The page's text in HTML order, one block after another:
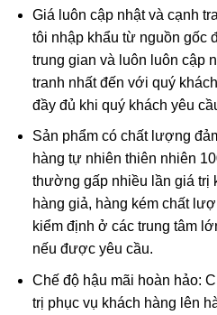
Khi nung nóng ametit thường
hầu hếtcitrine,cairngormcủa
được coi đơn giản chỉ là
anh ametit có xu hướng bị mất
Ametit tổng hợp rất giống với
đặc điểm hóa học và vật lý
nhiên nên rất khó phân biệt
dùng những thử nghiệm đá
nghiệm dựa trên quy luật sinh
(một dạng của thạch anh sinh
anh phải và trái được liên kết
nhấtđược sử dụng để xác định
dàng hơn. Tuy nhiên về mặc lý
Giá luôn cập nhật và cạnh
tôi nhập khẩu từ nguồn gốc
trung gian và luôn luôn cập
tranh nhất đến với quý
đầy đủ khi quý khách yêu
Sản phẩm có chất lượng
hàng tự nhiên thiên nhiên
thường gấp nhiều lần giá trị
hàng giả, hàng kém chất
kiểm định ở các trung tâm
nếu được yêu cầu.
Chế độ hậu mãi hoàn hảo:
trị phục vụ khách hàng lên